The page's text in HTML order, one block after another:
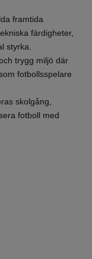
framtida
färdigheter,
styrka.
trygg miljö där
fotbollsspelare
skolgång,
fotboll med